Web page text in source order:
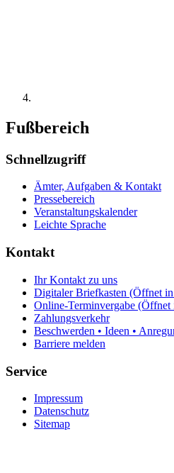
Fußbereich
Schnellzugriff
Ämter, Aufgaben & Kontakt
Pressebereich
Veranstaltungskalender
Leichte Sprache
Kontakt
Ihr Kontakt zu uns
Digitaler Briefkasten (Öffnet in
Online-Terminvergabe (Öffnet
Zahlungsverkehr
Beschwerden • Ideen •
Barriere melden
Service
Impressum
Datenschutz
Sitemap